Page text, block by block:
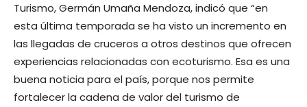
Turismo, Germán Umaña Mendoza, indicó que “en
esta última temporada se ha visto un incremento en
las llegadas de cruceros a otros destinos que ofrecen
experiencias relacionadas con ecoturismo. Esa es una
buena noticia para el país, porque nos permite
fortalecer la cadena de valor del turismo de